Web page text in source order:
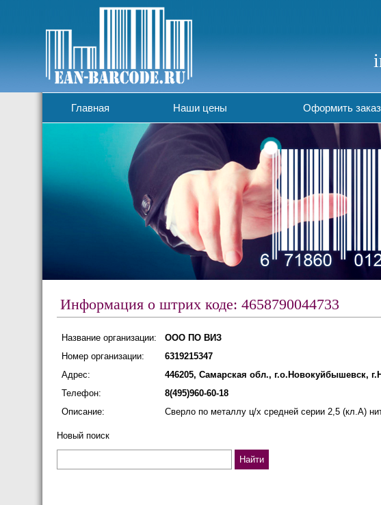
Главная Наши цены Оформить заказ
Информация о штрих коде: 4658790044733
Название организации:
ООО ПО ВИЗ
Номер организации:
6319215347
Адрес:
446205, Самарская обл., г.о.Новокуйбышевск,
Телефон:
8(495)960-60-18
Описание:
Сверло по металлу ц/х средней серии 2,5 (кл.А)
Новый поиск